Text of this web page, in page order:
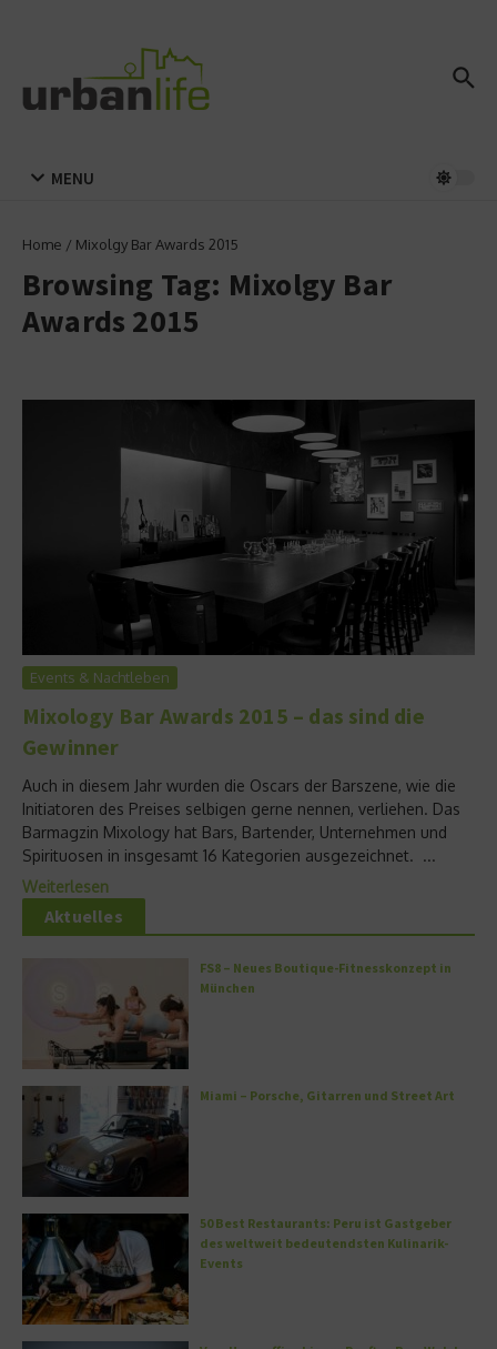
MENU
Home / Mixolgy Bar Awards 2015
Browsing Tag: Mixolgy Bar
Awards 2015
Events & Nachtleben
Mixology Bar Awards 2015 – das sind die
Gewinner
Auch in diesem Jahr wurden die Oscars der Barszene, wie die
Initiatoren des Preises selbigen gerne nennen, verliehen. Das
Barmagzin Mixology hat Bars, Bartender, Unternehmen und
Spirituosen in insgesamt 16 Kategorien ausgezeichnet. ...
Weiterlesen
Aktuelles
FS8 – Neues Boutique-Fitnesskonzept in
München
Miami – Porsche, Gitarren und Street Art
50 Best Restaurants: Peru ist Gastgeber
des weltweit bedeutendsten Kulinarik-
Events